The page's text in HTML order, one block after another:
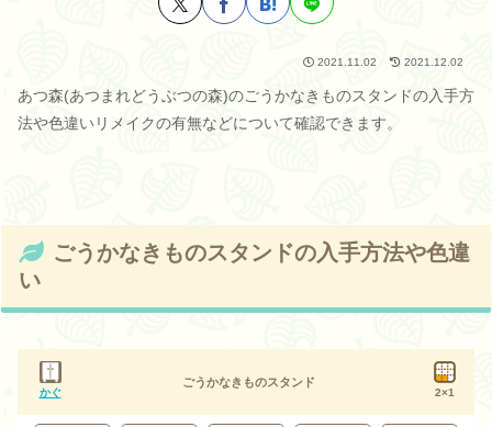
2021.11.02 2021.12.02
あつ森(あつまれどうぶつの森)のごうかなきものスタンドの入手方
法や色違いリメイクの有無などについて確認できます。
ごうかなきものスタンドの入手方法や色違
い
かぐ
ごうかなきものスタンド
2×1